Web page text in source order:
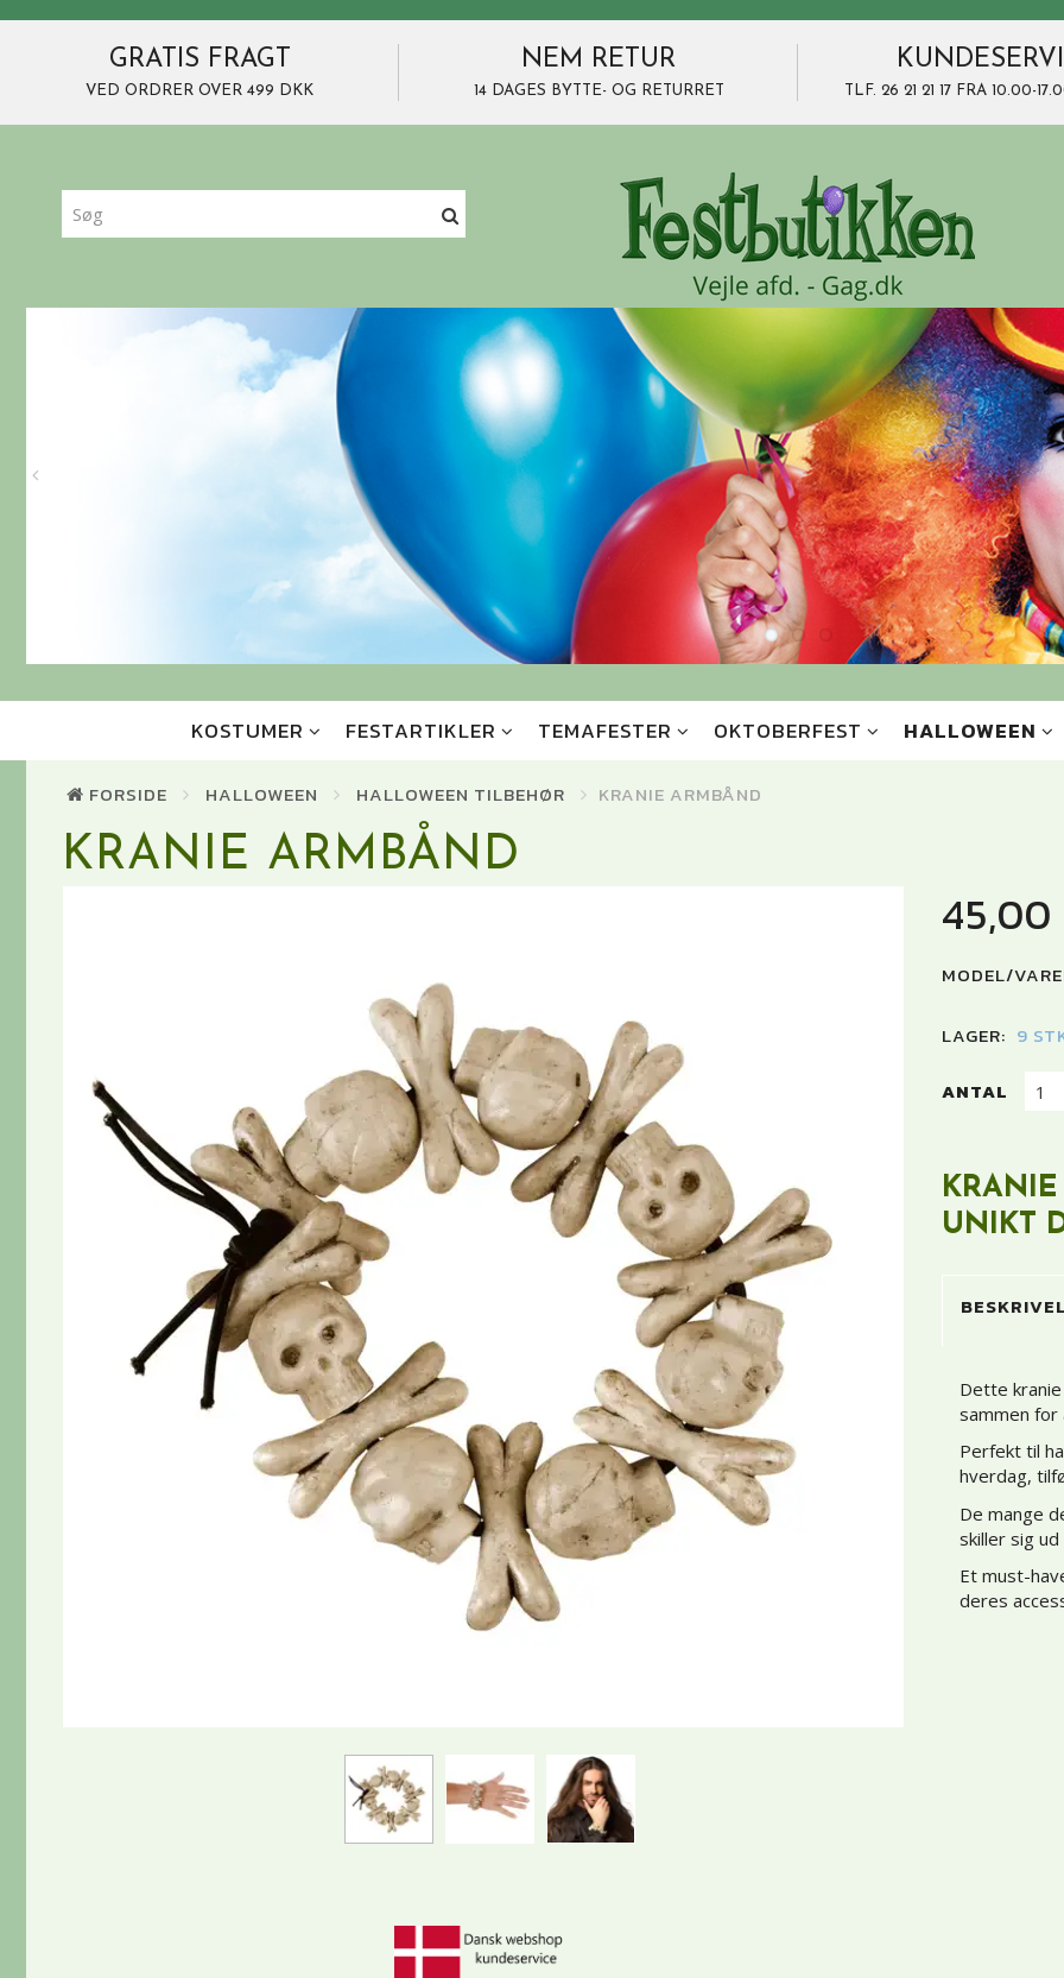
GRATIS FRAGT
VED ORDRER OVER 499 DKK
NEM RETUR
14 DAGES BYTTE- OG RETURRET TLF. 26 21 21 17 FRA 10.00-
KOSTUMER FESTARTIKLER TEMAFESTER OKTOBERFEST HALLOWEEN
FORSIDE HALLOWEEN HALLOWEEN TILBEHØR KRANIE ARMBÅND
KRANIE ARMBÅND
45,00
MODEL/
LAGER: 9
ANTAL
UNIKT
Dette
sammen for
Perfekt til
hverdag,
De mange
skiller sig
Et must-
deres